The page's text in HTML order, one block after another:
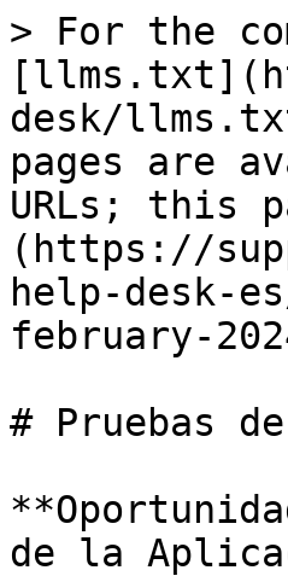
> For the
desk/
pages are
URLs; this
(https://
help-desk-
february-
# Pruebas
de la